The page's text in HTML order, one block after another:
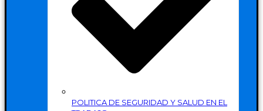
POLITICA DE SEGURIDAD Y SALUD EN EL